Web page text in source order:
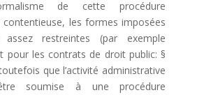
de cette procédure
les formes imposées
restreintes (par exemple
pour les contrats de droit public: §
que l’activité administrative
soumise à une procédure